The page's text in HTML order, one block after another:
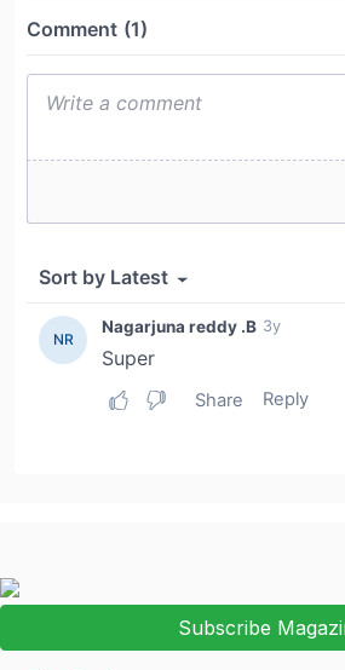
Subscribe